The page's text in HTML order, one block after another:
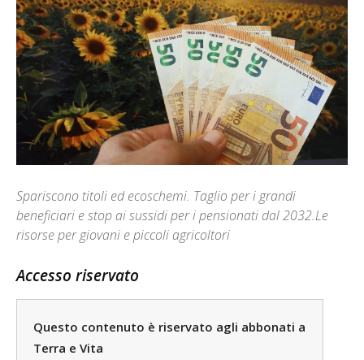
Spariscono titoli ed ecoschemi. Taglio per i grandi
beneficiari e stop ai sussidi per i pensionati dal 2032.Le
risorse per giovani e piccoli agricoltori
Accesso riservato
Questo contenuto è riservato agli abbonati a
Terra e Vita